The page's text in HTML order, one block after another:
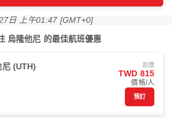
日 上午01:47 [GMT+0]
烏隆他尼 的最佳航班優惠
尼 (UTH) 起價
TWD 815
價格/人
預訂